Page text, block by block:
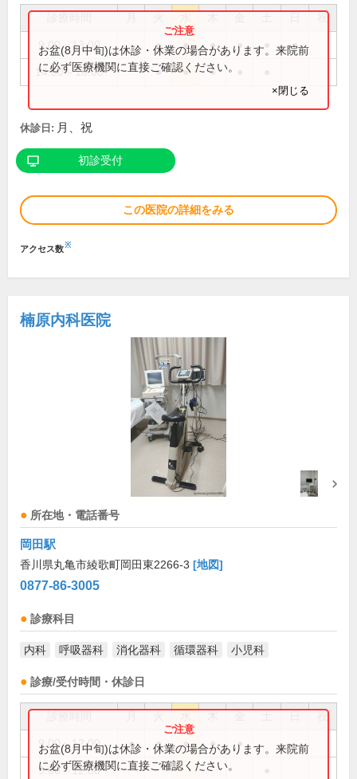
祝
9:00～13:00 ● ● ● ● ●
14:00～18:00 ● ● ●
お盆(8月中旬)は休診・休業の場合があります。来院前
に必ず医療機関に直接ご確認ください。
×閉じる
休診日: 月、祝
初診受付
この医院の詳細をみる
アクセス数※
楠原内科医院
所在地・電話番号
岡田駅
香川県丸亀市綾歌町岡田東2266-3 [地図]
0877-86-3005
診療科目
内科 呼吸器科 消化器科 循環器科 小児科
診療/受付時間・休診日
祝
9:00～12:00 ● ● ● ● ●
9:00～12:30
お盆(8月中旬)は休診・休業の場合があります。来院前
に必ず医療機関に直接ご確認ください。